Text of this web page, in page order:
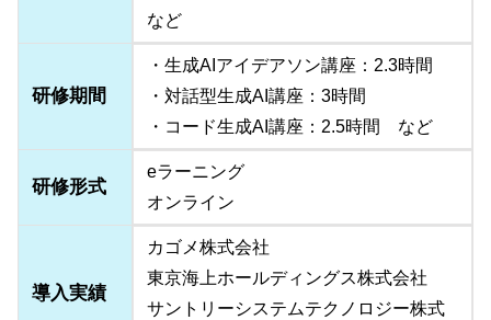
など
研修期間
・生成AIアイデアソン講座：2.3時間
・対話型生成AI講座：3時間
・コード生成AI講座：2.5時間 など
研修形式
eラーニング
オンライン
導入実績
カゴメ株式会社
東京海上ホールディングス株式会社
サントリーシステムテクノロジー株式